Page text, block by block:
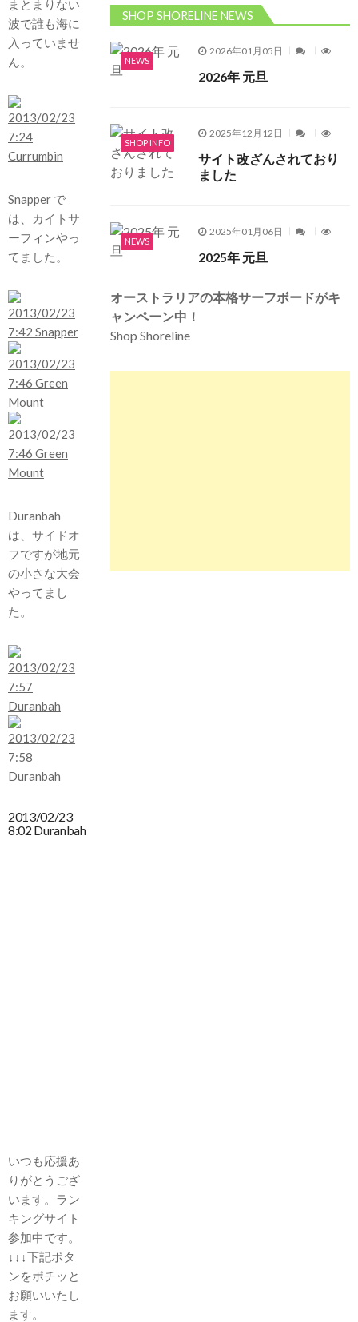
まとまりない
波で誰も海に
入っていませ
ん。
Snapper で
は、カイトサ
ーフィンやっ
てました。
Duranbah
は、サイドオ
フですが地元
の小さな大会
やってまし
た。
2013/02/23
8:02 Duranbah
いつも応援あ
りがとうござ
います。ラン
キングサイト
参加中です。
↓↓↓下記ボタ
ンをポチッと
お願いいたし
ます。
SHOP SHORELINE NEWS
NEWS
2026年01月05日
2026年 元旦
SHOP INFO
2025年12月12日
サイト改ざんされており
ました
NEWS
2025年01月06日
2025年 元旦
オーストラリアの本格サーフボードがキ
ャンペーン中！
Shop Shoreline